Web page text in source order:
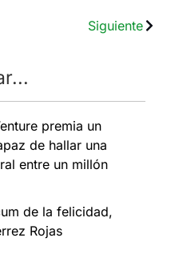
Siguiente
premia un
de hallar una
entre un millón
de la felicidad,
Rojas